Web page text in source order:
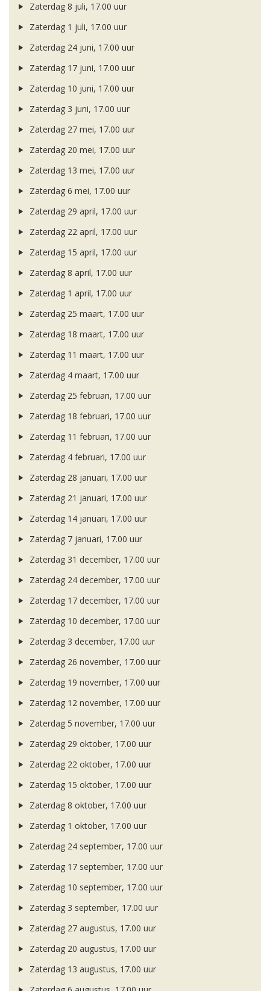
Zaterdag 8 juli, 17.00 uur
Zaterdag 1 juli, 17.00 uur
Zaterdag 24 juni, 17.00 uur
Zaterdag 17 juni, 17.00 uur
Zaterdag 10 juni, 17.00 uur
Zaterdag 3 juni, 17.00 uur
Zaterdag 27 mei, 17.00 uur
Zaterdag 20 mei, 17.00 uur
Zaterdag 13 mei, 17.00 uur
Zaterdag 6 mei, 17.00 uur
Zaterdag 29 april, 17.00 uur
Zaterdag 22 april, 17.00 uur
Zaterdag 15 april, 17.00 uur
Zaterdag 8 april, 17.00 uur
Zaterdag 1 april, 17.00 uur
Zaterdag 25 maart, 17.00 uur
Zaterdag 18 maart, 17.00 uur
Zaterdag 11 maart, 17.00 uur
Zaterdag 4 maart, 17.00 uur
Zaterdag 25 februari, 17.00 uur
Zaterdag 18 februari, 17.00 uur
Zaterdag 11 februari, 17.00 uur
Zaterdag 4 februari, 17.00 uur
Zaterdag 28 januari, 17.00 uur
Zaterdag 21 januari, 17.00 uur
Zaterdag 14 januari, 17.00 uur
Zaterdag 7 januari, 17.00 uur
Zaterdag 31 december, 17.00 uur
Zaterdag 24 december, 17.00 uur
Zaterdag 17 december, 17.00 uur
Zaterdag 10 december, 17.00 uur
Zaterdag 3 december, 17.00 uur
Zaterdag 26 november, 17.00 uur
Zaterdag 19 november, 17.00 uur
Zaterdag 12 november, 17.00 uur
Zaterdag 5 november, 17.00 uur
Zaterdag 29 oktober, 17.00 uur
Zaterdag 22 oktober, 17.00 uur
Zaterdag 15 oktober, 17.00 uur
Zaterdag 8 oktober, 17.00 uur
Zaterdag 1 oktober, 17.00 uur
Zaterdag 24 september, 17.00 uur
Zaterdag 17 september, 17.00 uur
Zaterdag 10 september, 17.00 uur
Zaterdag 3 september, 17.00 uur
Zaterdag 27 augustus, 17.00 uur
Zaterdag 20 augustus, 17.00 uur
Zaterdag 13 augustus, 17.00 uur